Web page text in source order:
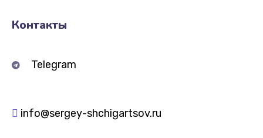
Контакты
Telegram
info@sergey-shchigartsov.ru